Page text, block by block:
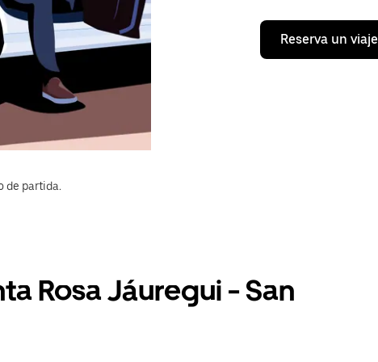
Reserva un viaje
de partida.
Rosa Jáuregui - San